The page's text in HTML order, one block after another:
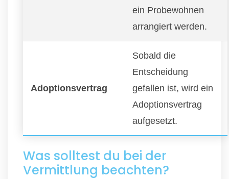
ein Probewohnen
arrangiert werden.
Adoptionsvertrag
Sobald die
Entscheidung
gefallen ist, wird ein
Adoptionsvertrag
aufgesetzt.
Was solltest du bei der
Vermittlung beachten?